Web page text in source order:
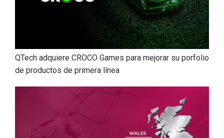
QTech adquiere CROCO Games para mejorar su porfolio
de productos de primera línea